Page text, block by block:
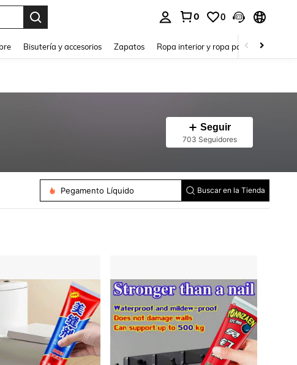
0 0
Bisutería y accesorios Zapatos Ropa interior y ropa para dormir
Seguir
703 Seguidores
Pegamento Líquido Buscar en la Tienda